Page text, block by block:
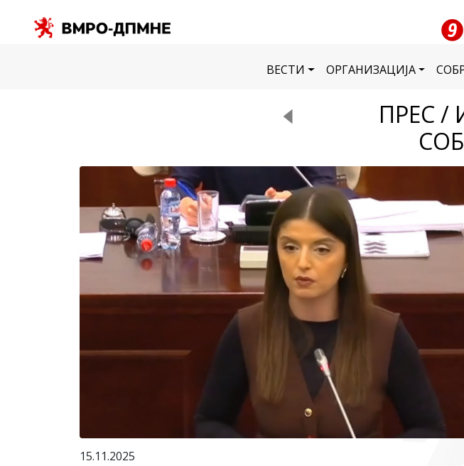
ВЕСТИ ОРГАНИЗАЦИЈА
ПРЕС /
15.11.2025